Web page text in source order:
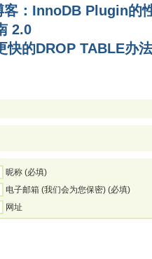
：InnoDB Plugin的
2.0
快的DROP TABLE办法
昵称 (必填)
电子邮箱 (我们会为您保密) (必填)
网址